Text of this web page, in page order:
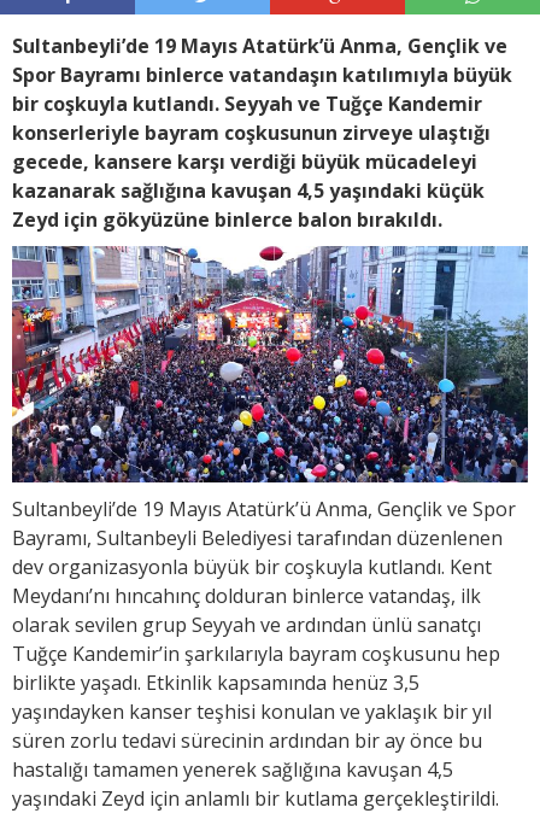
Sultanbeyli’de 19 Mayıs Atatürk’ü Anma, Gençlik ve
Spor Bayramı binlerce vatandaşın katılımıyla büyük
bir coşkuyla kutlandı. Seyyah ve Tuğçe Kandemir
konserleriyle bayram coşkusunun zirveye ulaştığı
gecede, kansere karşı verdiği büyük mücadeleyi
kazanarak sağlığına kavuşan 4,5 yaşındaki küçük
Zeyd için gökyüzüne binlerce balon bırakıldı.
Sultanbeyli’de 19 Mayıs Atatürk’ü Anma, Gençlik ve Spor
Bayramı, Sultanbeyli Belediyesi tarafından düzenlenen
dev organizasyonla büyük bir coşkuyla kutlandı. Kent
Meydanı’nı hıncahınç dolduran binlerce vatandaş, ilk
olarak sevilen grup Seyyah ve ardından ünlü sanatçı
Tuğçe Kandemir’in şarkılarıyla bayram coşkusunu hep
birlikte yaşadı. Etkinlik kapsamında henüz 3,5
yaşındayken kanser teşhisi konulan ve yaklaşık bir yıl
süren zorlu tedavi sürecinin ardından bir ay önce bu
hastalığı tamamen yenerek sağlığına kavuşan 4,5
yaşındaki Zeyd için anlamlı bir kutlama gerçekleştirildi.